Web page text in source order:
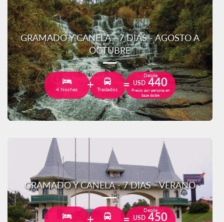
GRAMADO Y CANELA - 7 DIAS - AGOSTO A
OCTUBRE
4 Noches Traslados
Desde
USD 440
Precio por persona en
base doble
GRAMADO Y CANELA - 7 DIAS - VERANO
Desde
USD 450